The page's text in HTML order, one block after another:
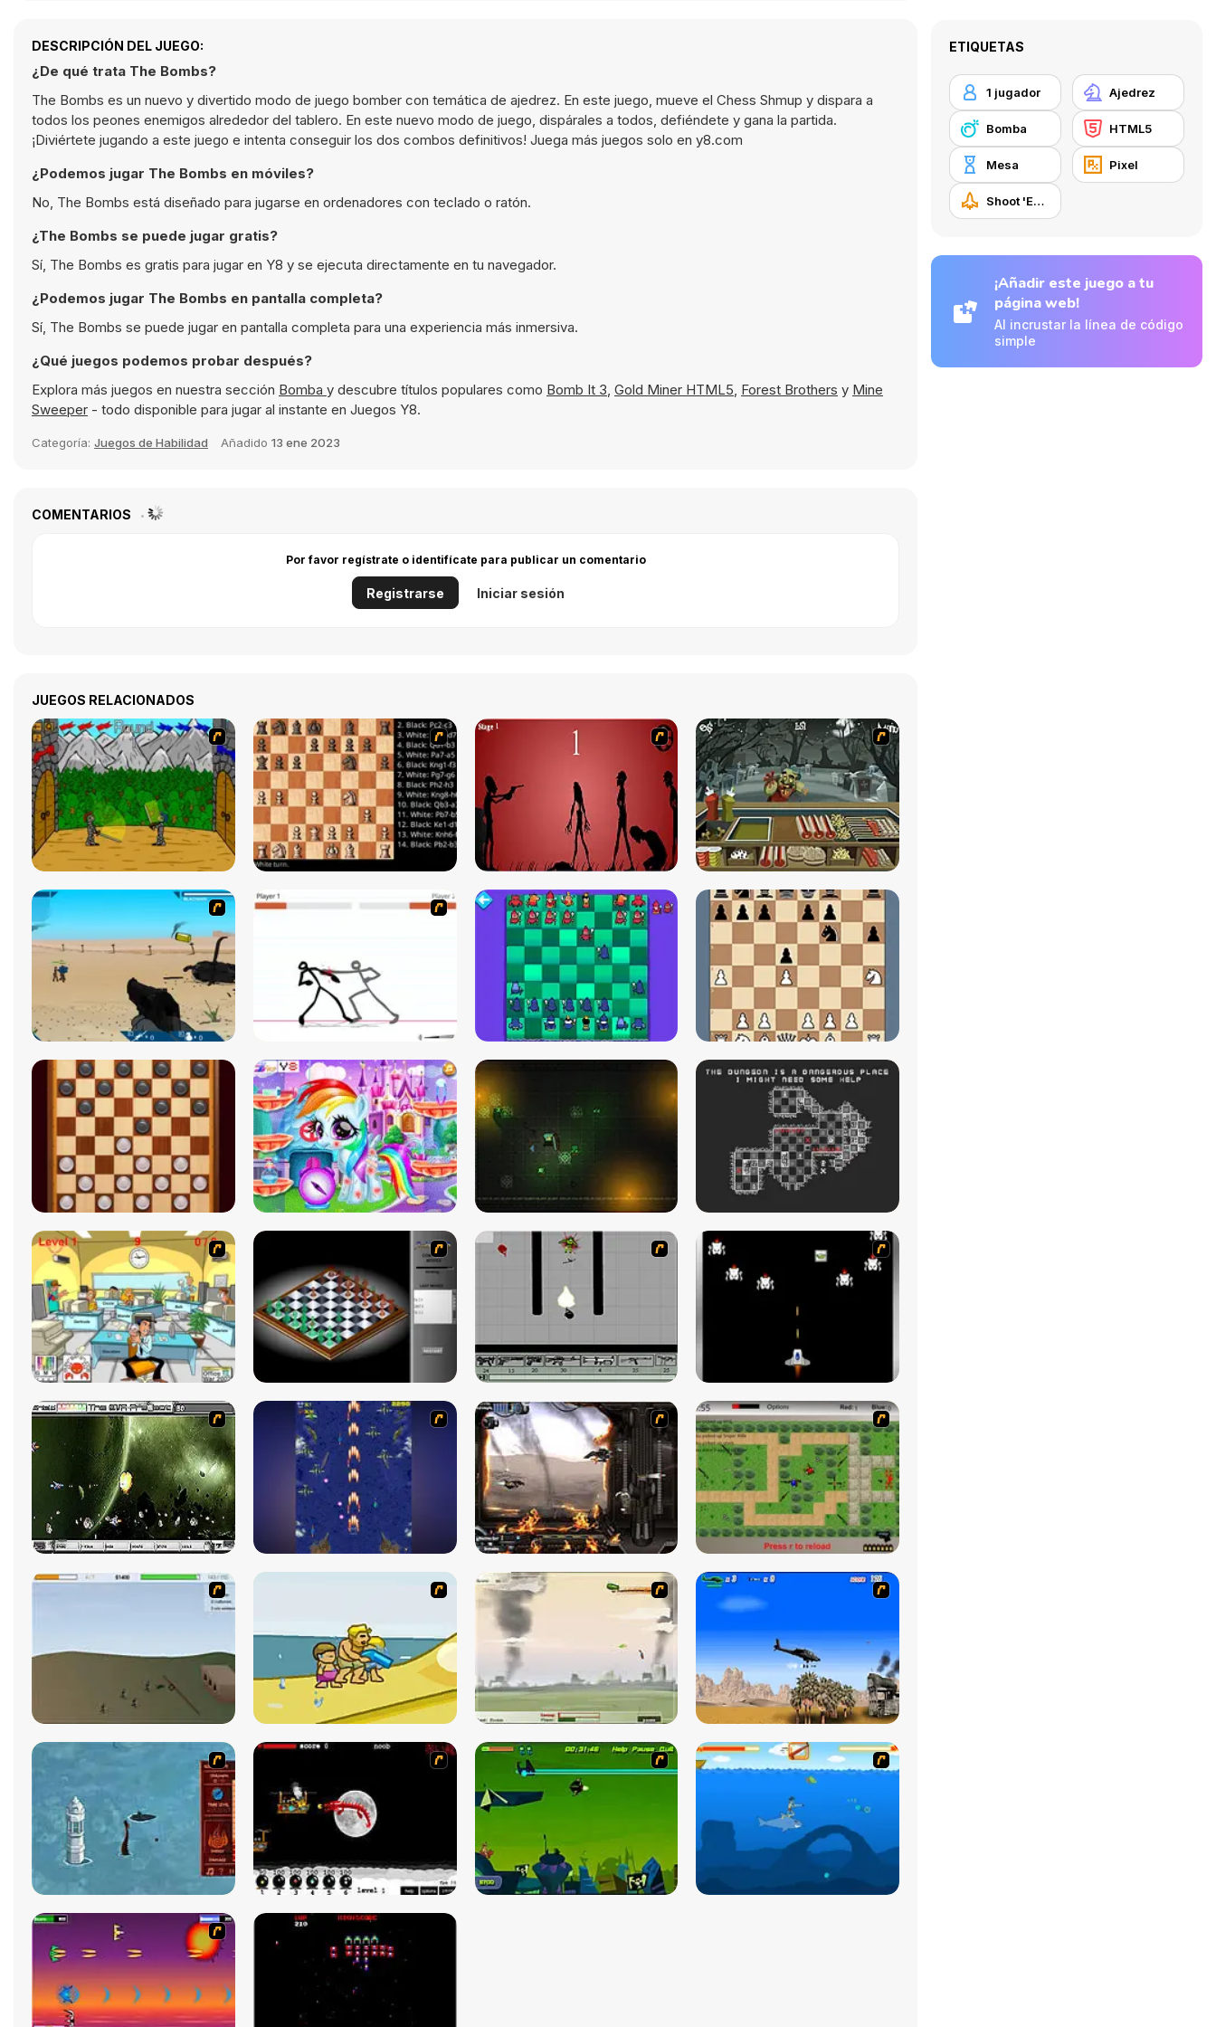
DESCRIPCIÓN DEL JUEGO:
¿De qué trata The Bombs?
The Bombs es un nuevo y divertido modo de juego bomber con temática de ajedrez. En este juego, mueve el Chess Shmup y dispara a
todos los peones enemigos alrededor del tablero. En este nuevo modo de juego, dispárales a todos, defiéndete y gana la partida.
¡Diviértete jugando a este juego e intenta conseguir los dos combos definitivos! Juega más juegos solo en y8.com
¿Podemos jugar The Bombs en móviles?
No, The Bombs está diseñado para jugarse en ordenadores con teclado o ratón.
¿The Bombs se puede jugar gratis?
Sí, The Bombs es gratis para jugar en Y8 y se ejecuta directamente en tu navegador.
¿Podemos jugar The Bombs en pantalla completa?
Sí, The Bombs se puede jugar en pantalla completa para una experiencia más inmersiva.
¿Qué juegos podemos probar después?
Explora más juegos en nuestra sección Bomba y descubre títulos populares como Bomb It 3, Gold Miner HTML5, Forest Brothers y Mine
Sweeper - todo disponible para jugar al instante en Juegos Y8.
Categoría: Juegos de Habilidad Añadido 13 ene 2023
COMENTARIOS
Por favor regístrate o identifícate para publicar un comentario
Registrarse Iniciar sesión
JUEGOS RELACIONADOS
ETIQUETAS
1 jugador Ajedrez
Bomba HTML5
Mesa Pixel
Shoot 'Em Up
¡Añadir este juego a tu
página web!
Al incrustar la línea de código
simple